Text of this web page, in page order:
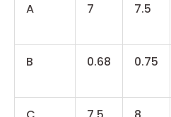
A 7 7.5
B 0.68 0.75